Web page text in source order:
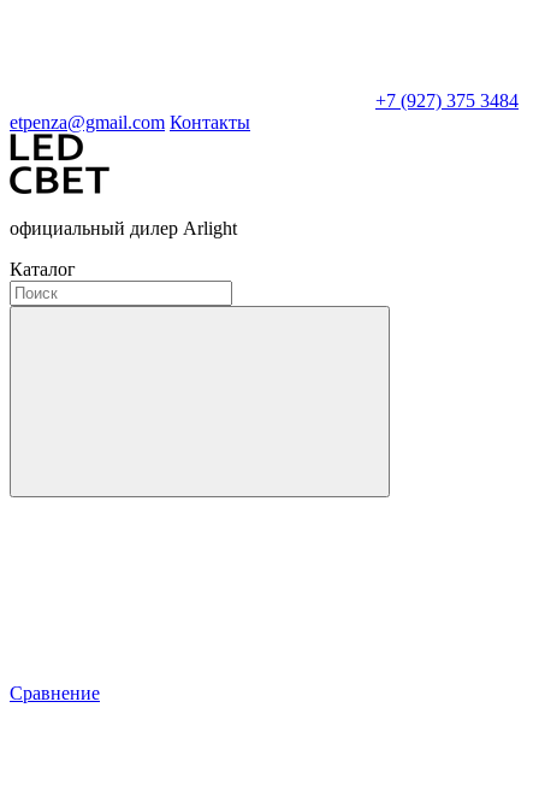
+7 (927) 375 3484
etpenza@gmail.com Контакты
официальный дилер Arlight
Каталог
Сравнение